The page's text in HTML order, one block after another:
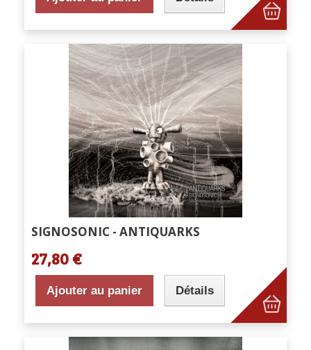
SIGNOSONIC - ANTIQUARKS
27,80 €
Ajouter au panier Détails